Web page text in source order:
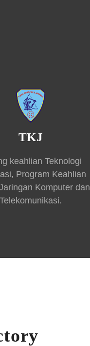
TKJ
keahlian Teknologi
Program Keahlian
Komputer dan
Telekomunikasi.